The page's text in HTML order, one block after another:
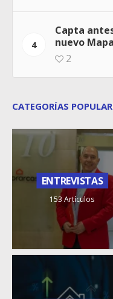
4
Capta
nuevo
2
CATEGORÍAS
ENTREVISTAS
153 Artículos